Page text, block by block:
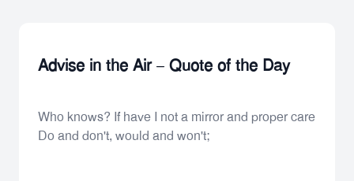
Advise in the Air – Quote of the Day
Who knows? If have I not a mirror and proper care
Do and don't, would and won't;